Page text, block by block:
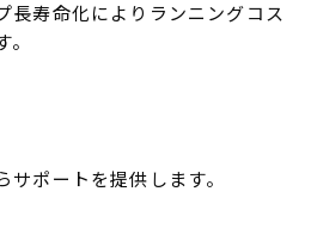
長寿命化によりランニングコス
ポートを提供します。